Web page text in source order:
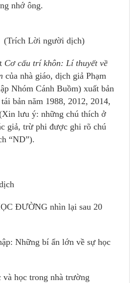
nhớ ông.
người dịch)
Cơ cấu trí khôn: Lí thuyết về
của nhà giáo, dịch giả Phạm
Nhóm Cánh Buồm) xuất bản
bản năm 1988, 2012, 2014,
lưu ý: những chú thích ở
giả, trừ phi được ghi rõ chú
“ND”).
ĐƯỜNG nhìn lại sau 20
Những bí ẩn lớn về sự học
học trong nhà trường